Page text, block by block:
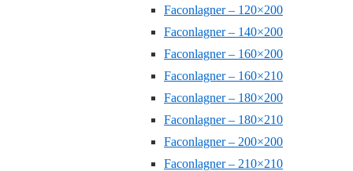
Faconlagner – 120×200
Faconlagner – 140×200
Faconlagner – 160×200
Faconlagner – 160×210
Faconlagner – 180×200
Faconlagner – 180×210
Faconlagner – 200×200
Faconlagner – 210×210